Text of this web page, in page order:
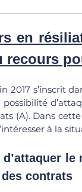
en
recours
2017 s’inscrit
(A). Dans
à la
contrats